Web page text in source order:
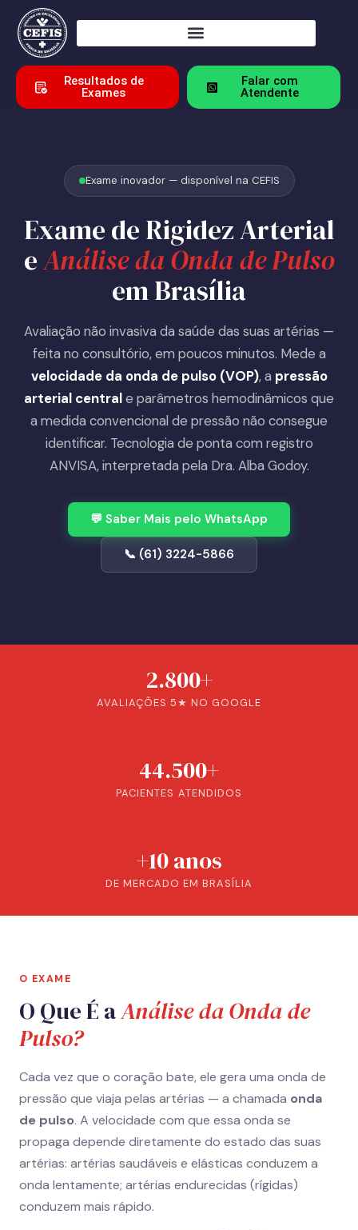
Resultados de
Exames
Falar com
Atendente
Exame inovador — disponível na CEFIS
Exame de Rigidez Arterial
eAnálise da Onda de Pulso
em Brasília
Avaliação não invasiva da saúde das suas artérias —
feita no consultório, em poucos minutos. Mede a
velocidade da onda de pulso (VOP), a pressão
arterial centrale parâmetros hemodinâmicos que
a medida convencional de pressão não consegue
identificar. Tecnologia de ponta com registro
ANVISA, interpretada pela Dra. Alba Godoy.
💬 Saber Mais pelo WhatsApp
📞 (61) 3224-5866
2.800+
AVALIAÇÕES 5★ NO GOOGLE
44.500+
PACIENTES ATENDIDOS
+10 anos
DE MERCADO EM BRASÍLIA
O EXAME
O Que É aAnálise da Onda de
Pulso?
Cada vez que o coração bate, ele gera uma onda de
pressão que viaja pelas artérias — a chamada onda
de pulso. A velocidade com que essa onda se
propaga depende diretamente do estado das suas
artérias: artérias saudáveis e elásticas conduzem a
onda lentamente; artérias endurecidas (rígidas)
conduzem mais rápido.